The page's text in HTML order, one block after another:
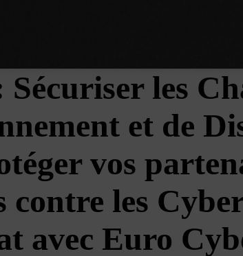
les
et de
vos
les
avec Euro